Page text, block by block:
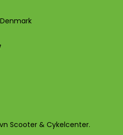
Scooter & Cykelcenter.